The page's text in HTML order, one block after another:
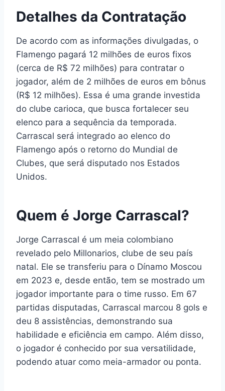
Detalhes da Contratação
De acordo com as informações divulgadas, o
Flamengo pagará 12 milhões de euros fixos
(cerca de R$ 72 milhões) para contratar o
jogador, além de 2 milhões de euros em bônus
(R$ 12 milhões). Essa é uma grande investida
do clube carioca, que busca fortalecer seu
elenco para a sequência da temporada.
Carrascal será integrado ao elenco do
Flamengo após o retorno do Mundial de
Clubes, que será disputado nos Estados
Unidos.
Quem é Jorge Carrascal?
Jorge Carrascal é um meia colombiano
revelado pelo Millonarios, clube de seu país
natal. Ele se transferiu para o Dínamo Moscou
em 2023 e, desde então, tem se mostrado um
jogador importante para o time russo. Em 67
partidas disputadas, Carrascal marcou 8 gols e
deu 8 assistências, demonstrando sua
habilidade e eficiência em campo. Além disso,
o jogador é conhecido por sua versatilidade,
podendo atuar como meia-armador ou ponta.